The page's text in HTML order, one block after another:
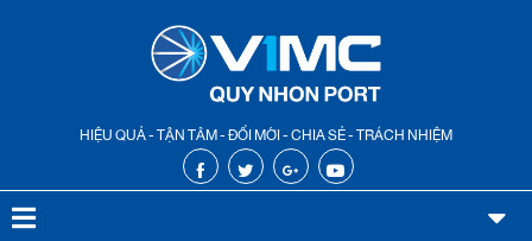
HIỆU QUẢ - TẬN TÂM - ĐỔI MỚI - CHIA SẺ - TRÁCH NHIỆM